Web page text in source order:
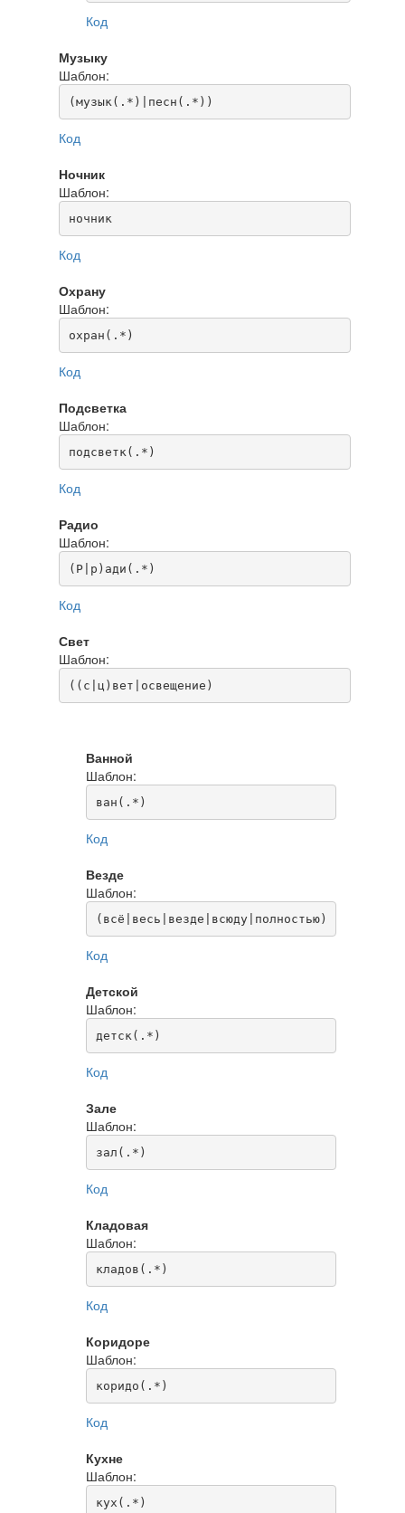
Код
Музыку
Шаблон:
(музык(.*)|песн(.*))
Код
Ночник
Шаблон:
ночник
Код
Охрану
Шаблон:
охран(.*)
Код
Подсветка
Шаблон:
подсветк(.*)
Код
Радио
Шаблон:
(Р|р)ади(.*)
Код
Свет
Шаблон:
((с|ц)вет|освещение)
Ванной
Шаблон:
ван(.*)
Код
Везде
Шаблон:
(всё|весь|везде|всюду|полностью)
Код
Детской
Шаблон:
детск(.*)
Код
Зале
Шаблон:
зал(.*)
Код
Кладовая
Шаблон:
кладов(.*)
Код
Коридоре
Шаблон:
коридо(.*)
Код
Кухне
Шаблон:
кух(.*)